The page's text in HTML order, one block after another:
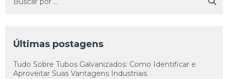
Últimas postagens
Tudo Sobre Tubos Galvanizados: Como Identificar e
Aproveitar Suas Vantagens Industriais